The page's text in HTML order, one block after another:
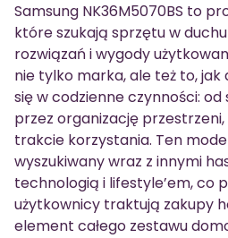
Samsung NK36M5070BS to
które szukają sprzętu w
rozwiązań i wygody
nie tylko marka, ale też to,
się w codzienne czynności:
przez organizację
trakcie korzystania. Ten
wyszukiwany wraz z innymi
technologią i lifestyle’em, co
użytkownicy traktują zakupy
element całego zestawu